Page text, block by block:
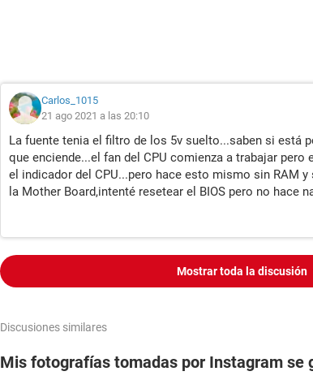
Carlos_1015
21 ago 2021 a las 20:10
La fuente tenia el filtro de los 5v suelto...saben si está
que enciende...el fan del CPU comienza a trabajar pero
el indicador del CPU...pero hace esto mismo sin RAM
la Mother Board,intenté resetear el BIOS pero no hace
Mostrar toda la discusión
Discusiones similares
Mis fotografías tomadas por Instagram se